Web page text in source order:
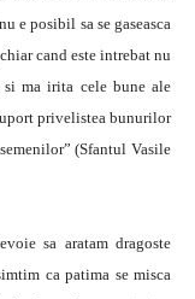
e posibil sa se gaseasca
cand este intrebat nu
si ma irita cele bune ale
privelistea bunurilor
(Sfantul Vasile
sa aratam dragoste
ca patima se misca